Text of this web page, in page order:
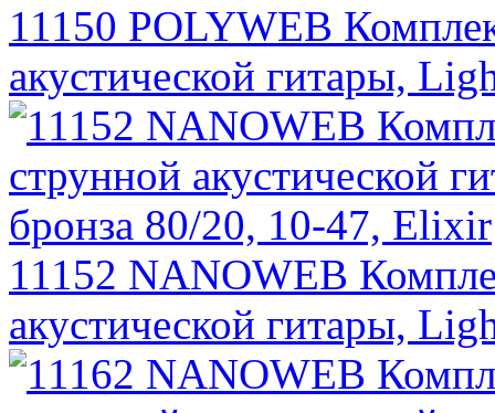
11150 POLYWEB
акустической гитары,
11152 NANOWEB
акустической гитары,